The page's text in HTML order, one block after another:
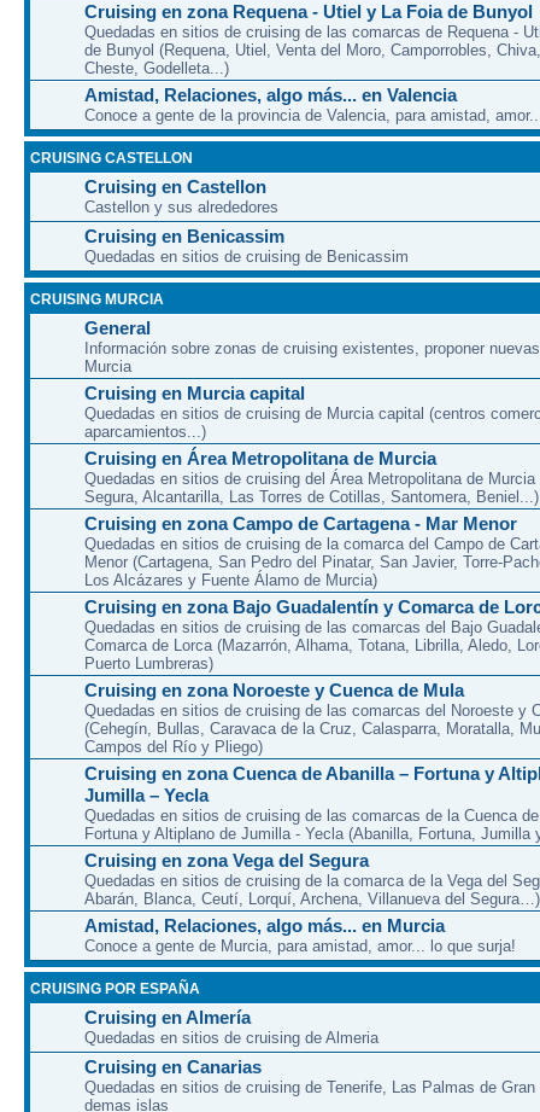
Cruising en zona Requena - Utiel y La Foia de Bunyol
Quedadas en sitios de cruising de las comarcas de Requena -
de Bunyol (Requena, Utiel, Venta del Moro, Camporrobles,
Cheste, Godelleta...)
Amistad, Relaciones, algo más... en Valencia
Conoce a gente de la provincia de Valencia, para amistad,
CRUISING CASTELLON
Cruising en Castellon
Castellon y sus alrededores
Cruising en Benicassim
Quedadas en sitios de cruising de Benicassim
CRUISING MURCIA
General
Información sobre zonas de cruising existentes, proponer
Murcia
Cruising en Murcia capital
Quedadas en sitios de cruising de Murcia capital (centros
aparcamientos...)
Cruising en Área Metropolitana de Murcia
Quedadas en sitios de cruising del Área Metropolitana de Murcia
Segura, Alcantarilla, Las Torres de Cotillas, Santomera, Beniel...)
Cruising en zona Campo de Cartagena - Mar Menor
Quedadas en sitios de cruising de la comarca del Campo de
Menor (Cartagena, San Pedro del Pinatar, San Javier, Torre-
Los Alcázares y Fuente Álamo de Murcia)
Cruising en zona Bajo Guadalentín y Comarca de
Quedadas en sitios de cruising de las comarcas del Bajo
Comarca de Lorca (Mazarrón, Alhama, Totana, Librilla, Aledo,
Puerto Lumbreras)
Cruising en zona Noroeste y Cuenca de Mula
Quedadas en sitios de cruising de las comarcas del Noroeste y
(Cehegín, Bullas, Caravaca de la Cruz, Calasparra, Moratalla,
Campos del Río y Pliego)
Cruising en zona Cuenca de Abanilla – Fortuna y
Jumilla – Yecla
Quedadas en sitios de cruising de las comarcas de la Cuenca
Fortuna y Altiplano de Jumilla - Yecla (Abanilla, Fortuna, Jumilla
Cruising en zona Vega del Segura
Quedadas en sitios de cruising de la comarca de la Vega del
Abarán, Blanca, Ceutí, Lorquí, Archena, Villanueva del Segura…)
Amistad, Relaciones, algo más... en Murcia
Conoce a gente de Murcia, para amistad, amor... lo que surja!
CRUISING POR ESPAÑA
Cruising en Almería
Quedadas en sitios de cruising de Almeria
Cruising en Canarias
Quedadas en sitios de cruising de Tenerife, Las Palmas de Gran
demas islas